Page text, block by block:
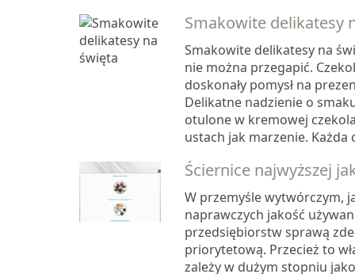
Smakowite delikatesy
Smakowite delikatesy na
nie można przegapić.
doskonały pomysł na
Delikatne nadzienie o
otulone w kremowej
ustach jak marzenie. Każda
Ściernice najwyższej
W przemyśle wytwórczym,
naprawczych jakość
przedsiębiorstw sprawą
priorytetową. Przecież to
zależy w dużym stopniu